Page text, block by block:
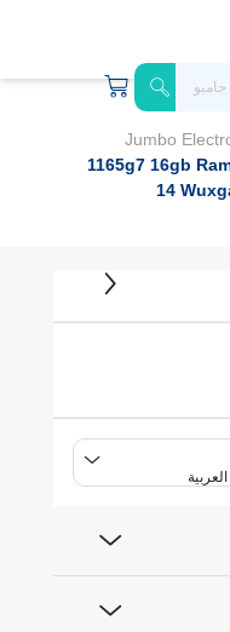
Jumbo
1165g7 16gb
14
العربية